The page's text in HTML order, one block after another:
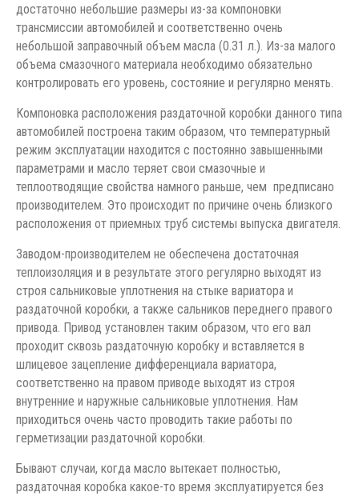
достаточно небольшие размеры из-за компоновки
трансмиссии автомобилей и соответственно очень
небольшой заправочный объем масла (0.31 л.). Из-за малого
объема смазочного материала необходимо обязательно
контролировать его уровень, состояние и регулярно менять.
Компоновка расположения раздаточной коробки данного типа
автомобилей построена таким образом, что температурный
режим эксплуатации находится с постоянно завышенными
параметрами и масло теряет свои смазочные и
теплоотводящие свойства намного раньше, чем предписано
производителем. Это происходит по причине очень близкого
расположения от приемных труб системы выпуска двигателя.
Заводом-производителем не обеспечена достаточная
теплоизоляция и в результате этого регулярно выходят из
строя сальниковые уплотнения на стыке вариатора и
раздаточной коробки, а также сальников переднего правого
привода. Привод установлен таким образом, что его вал
проходит сквозь раздаточную коробку и вставляется в
шлицевое зацепление дифференциала вариатора,
соответственно на правом приводе выходят из строя
внутренние и наружные сальниковые уплотнения. Нам
приходиться очень часто проводить такие работы по
герметизации раздаточной коробки.
Бывают случаи, когда масло вытекает полностью,
раздаточная коробка какое-то время эксплуатируется без